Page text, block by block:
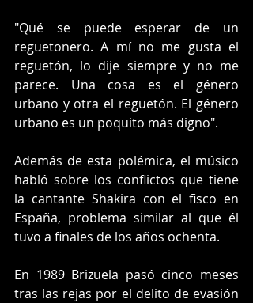
"Qué se puede esperar de un
reguetonero. A mí no me gusta el
reguetón, lo dije siempre y no me
parece. Una cosa es el género
urbano y otra el reguetón. El género
urbano es un poquito más digno".
Además de esta polémica, el músico
habló sobre los conflictos que tiene
la cantante Shakira con el fisco en
España, problema similar al que él
tuvo a finales de los años ochenta.
En 1989 Brizuela pasó cinco meses
tras las rejas por el delito de evasión